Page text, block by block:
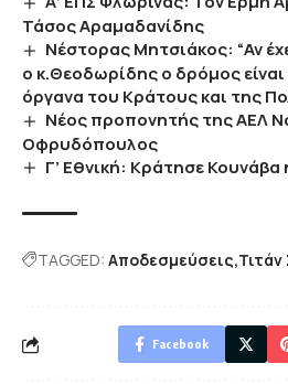
Τάσος Αραμαδανίδης
Νέστορας Μητσιάκος: “Αν
ο κ.Θεοδωρίδης ο δρόμος
όργανα του Κράτους και της
Νέος προπονητής της ΑΕΛ
Οφρυδόπουλος
Γ’ Εθνική: Κράτησε Κουνάβα
TAGGED: Αποδεσμεύσεις
Facebook